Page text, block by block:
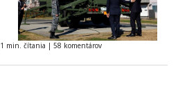
1 min. čítania | 58 komentárov